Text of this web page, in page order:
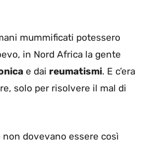
mummificati potessero
in Nord Africa la gente
e dai reumatismi. E c’era
solo per risolvere il mal di
non dovevano essere così